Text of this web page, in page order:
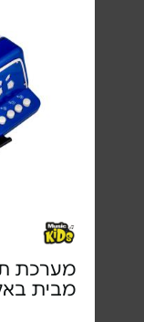
מערכת
מבית